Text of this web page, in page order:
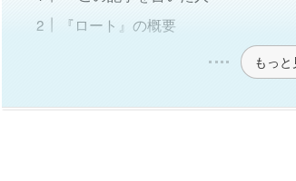
『ロート』の概要
もっと